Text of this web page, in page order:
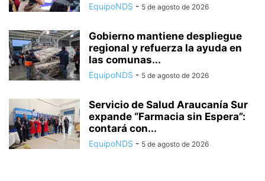
EquipoNDS - 5 de agosto de 2026
Gobierno mantiene despliegue
regional y refuerza la ayuda en
las comunas...
EquipoNDS - 5 de agosto de 2026
Servicio de Salud Araucanía Sur
expande “Farmacia sin Espera”:
contará con...
EquipoNDS - 5 de agosto de 2026